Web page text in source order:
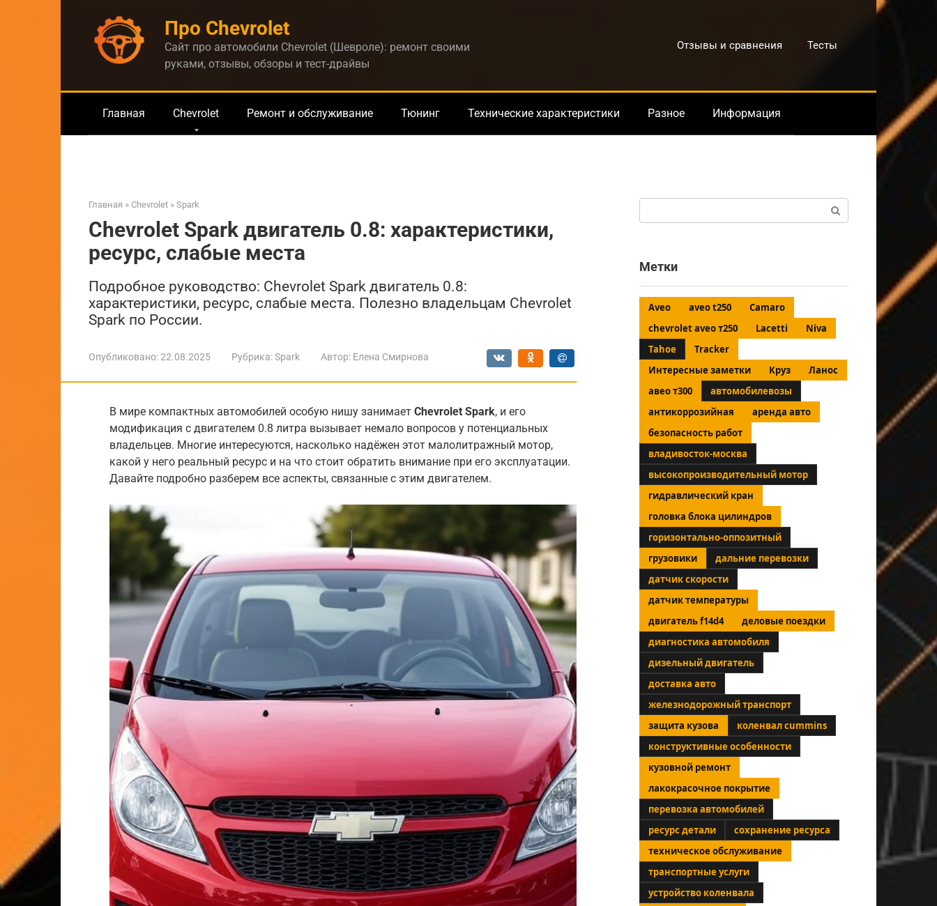
Про Chevrolet
Сайт про автомобили Chevrolet (Шевроле): ремонт своими
руками, отзывы, обзоры и тест-драйвы
Отзывы и сравнения Тесты
Главная Chevrolet Ремонт и обслуживание Тюнинг Технические характеристики Разное Информация
Главная » Chevrolet » Spark
Chevrolet Spark двигатель 0.8: характеристики,
ресурс, слабые места
Подробное руководство: Chevrolet Spark двигатель 0.8:
характеристики, ресурс, слабые места. Полезно владельцам Chevrolet
Spark по России.
Опубликовано:22.08.2025 Рубрика:Spark Автор: Елена Смирнова
В мире компактных автомобилей особую нишу занимает Chevrolet Spark, и его
модификация с двигателем 0.8 литра вызывает немало вопросов у потенциальных
владельцев. Многие интересуются, насколько надёжен этот малолитражный мотор,
какой у него реальный ресурс и на что стоит обратить внимание при его эксплуатации.
Давайте подробно разберем все аспекты, связанные с этим двигателем.
Метки
Aveo aveo t250
Camaro
chevrolet aveo т250
Lacetti
Niva
Tahoe
Tracker
Интересные заметки
Круз
Ланос
авео т300
автомобилевозы
антикоррозийная
аренда авто
безопасность работ
владивосток-москва
высокопроизводительный мотор
гидравлический кран
головка блока цилиндров
горизонтально-оппозитный
грузовики
дальние перевозки
датчик скорости
датчик температуры
двигатель f14d4
деловые поездки
диагностика автомобиля
дизельный двигатель
доставка авто
железнодорожный транспорт
защита кузова
коленвал cummins
конструктивные особенности
кузовной ремонт
лакокрасочное покрытие
перевозка автомобилей
ресурс детали
сохранение ресурса
техническое обслуживание
транспортные услуги
устройство коленвала